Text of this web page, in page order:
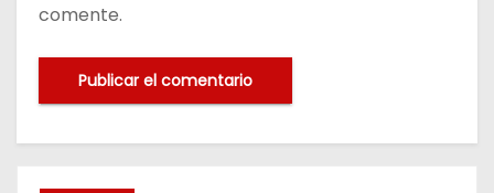
comente.